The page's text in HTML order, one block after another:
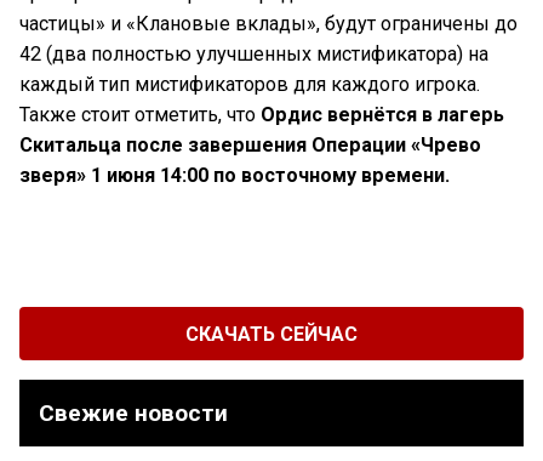
частицы» и «Клановые вклады», будут ограничены до
42 (два полностью улучшенных мистификатора) на
каждый тип мистификаторов для каждого игрока.
Также стоит отметить, что Ордис вернётся в лагерь
Скитальца после завершения Операции «Чрево
зверя» 1 июня 14:00 по восточному времени.
СКАЧАТЬ СЕЙЧАС
Свежие новости